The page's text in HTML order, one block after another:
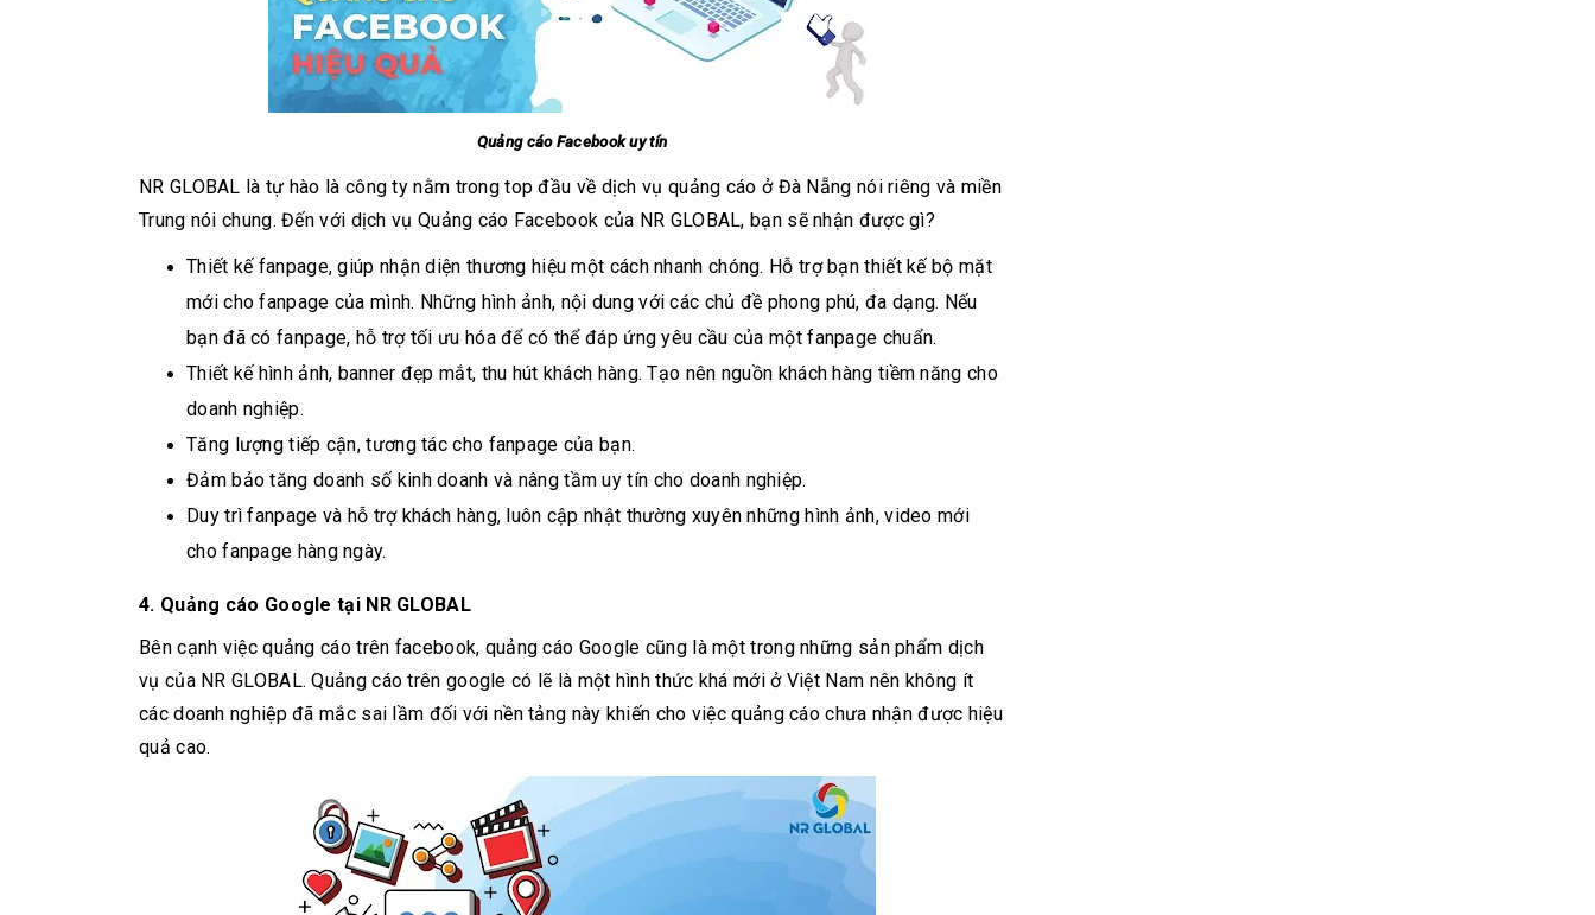
Quảng cáo Facebook uy tín
NR GLOBAL là tự hào là công ty nằm trong top đầu về dịch vụ quảng cáo ở Đà Nẵng nói riêng và miền
Trung nói chung. Đến với dịch vụ Quảng cáo Facebook của NR GLOBAL, bạn sẽ nhận được gì?
Thiết kế fanpage, giúp nhận diện thương hiệu một cách nhanh chóng. Hỗ trợ bạn thiết kế bộ mặt
mới cho fanpage của mình. Những hình ảnh, nội dung với các chủ đề phong phú, đa dạng. Nếu
bạn đã có fanpage, hỗ trợ tối ưu hóa để có thể đáp ứng yêu cầu của một fanpage chuẩn.
Thiết kế hình ảnh, banner đẹp mắt, thu hút khách hàng. Tạo nên nguồn khách hàng tiềm năng cho
doanh nghiệp.
Tăng lượng tiếp cận, tương tác cho fanpage của bạn.
Đảm bảo tăng doanh số kinh doanh và nâng tầm uy tín cho doanh nghiệp.
Duy trì fanpage và hỗ trợ khách hàng, luôn cập nhật thường xuyên những hình ảnh, video mới
cho fanpage hàng ngày.
4. Quảng cáo Googletại NR GLOBAL
Bên cạnh việc quảng cáo trên facebook, quảng cáo Google cũng là một trong những sản phẩm dịch
vụ của NR GLOBAL. Quảng cáo trên google có lẽ là một hình thức khá mới ở Việt Nam nên không ít
các doanh nghiệp đã mắc sai lầm đối với nền tảng này khiến cho việc quảng cáo chưa nhận được hiệu
quả cao.